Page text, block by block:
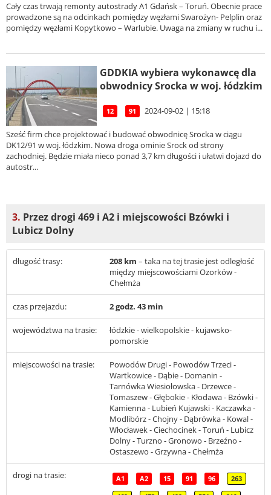
Cały czas trwają remonty autostrady A1 Gdańsk – Toruń. Obecnie prace
prowadzone są na odcinkach pomiędzy węzłami Swarożyn- Pelplin oraz
pomiędzy węzłami Kopytkowo – Warlubie. Uwaga na zmiany w ruchu i...
GDDKIA wybiera wykonawcę dla
obwodnicy Srocka w woj. łódzkim
12 91 2024-09-02 | 15:18
Sześć firm chce projektować i budować obwodnicę Srocka w ciągu
DK12/91 w woj. łódzkim. Nowa droga ominie Srock od strony
zachodniej. Będzie miała nieco ponad 3,7 km długości i ułatwi dojazd do
autostr...
3. Przez drogi 469 i A2 i miejscowości Bzówki i
Lubicz Dolny
długość trasy: 208 km – taka na tej trasie jest odległość
między miejscowościami Ozorków -
Chełmża
czas przejazdu: 2 godz. 43 min
województwa na trasie:
łódzkie - wielkopolskie - kujawsko-
pomorskie
miejscowości na trasie:
Powodów Drugi - Powodów Trzeci -
Wartkowice - Dąbie - Domanin -
Tarnówka Wiesiołowska - Drzewce -
Tomaszew - Głębokie - Kłodawa - Bzówki -
Kamienna - Lubień Kujawski - Kaczawka -
Modlibórz - Chojny - Dąbrówka - Kowal -
Włocławek - Ciechocinek - Toruń - Lubicz
Dolny - Turzno - Gronowo - Brzeźno -
Ostaszewo - Grzywna - Chełmża
drogi na trasie: A1 A2 15 91 96 263